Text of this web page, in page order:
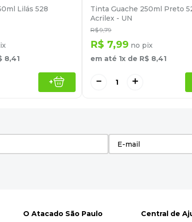
Lilás 528
8,41
+
Tinta Guache 250ml Preto
Acrilex - UN
R$ 9,79
R$ 7,99 no pix
em até 1x de R$ 8,41
＋
－
O Atacado São Paulo Central de